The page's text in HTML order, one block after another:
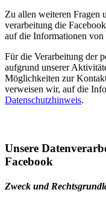
Zu allen weiteren Fragen
verarbeitung die
auf die Informationen von
Für die Verarbeitung der
aufgrund unserer
Möglichkeiten zur
verweisen wir, auf die
Datenschutzhinweis.
Unsere
Facebook
Zweck und